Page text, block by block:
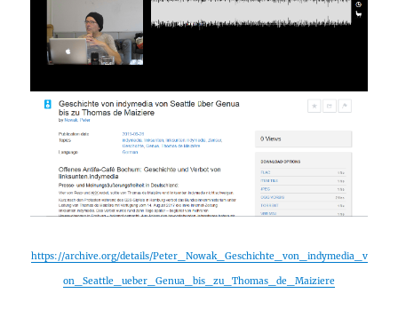
https://archive.org/details/Peter_Nowak_Geschichte_von_indymedia_v
on_Seattle_ueber_Genua_bis_zu_Thomas_de_Maiziere